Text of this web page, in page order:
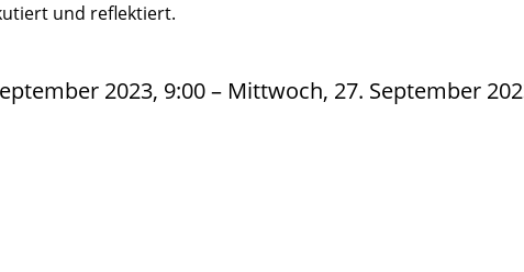
und reflektiert.
2023, 9:00 – Mittwoch, 27. September